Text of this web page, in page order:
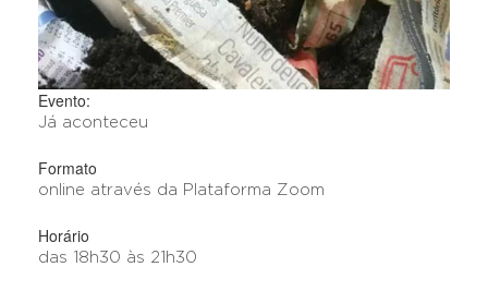
Evento:
Já aconteceu
Formato
online através da Plataforma Zoom
Horário
das 18h30 às 21h30